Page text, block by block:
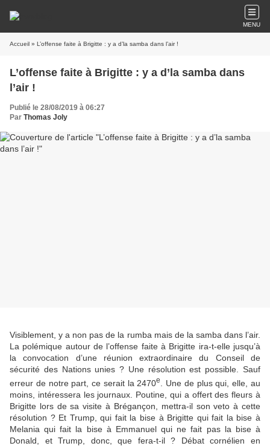
MENU
Accueil » L’offense faite à Brigitte : y a d’la samba dans l’air !
L’offense faite à Brigitte : y a d’la samba dans
l’air !
Publié le 28/08/2019 à 06:27
Par Thomas Joly
Visiblement, y a non pas de la rumba mais de la samba dans l’air.
La polémique autour de l’offense faite à Brigitte ira-t-elle jusqu’à
la convocation d’une réunion extraordinaire du Conseil de
sécurité des Nations unies ? Une résolution est possible. Sauf
erreur de notre part, ce serait la 2470e
. Une de plus qui, elle, au
moins, intéressera les journaux. Poutine, qui a offert des fleurs à
Brigitte lors de sa visite à Brégançon, mettra-il son veto à cette
résolution ? Et Trump, qui fait la bise à Brigitte qui fait la bise à
Melania qui fait la bise à Emmanuel qui ne fait pas la bise à
Donald, et Trump, donc, que fera-t-il ? Débat cornélien en